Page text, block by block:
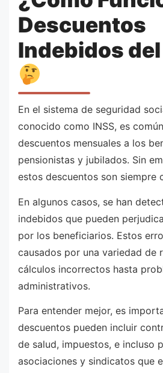
Descuentos
Indebidos del
En el sistema de seguridad
conocido como INSS, es
descuentos mensuales a los
pensionistas y jubilados. Sin
estos descuentos son siempre
En algunos casos, se han
indebidos que pueden
por los beneficiarios. Estos
causados por una variedad de
cálculos incorrectos hasta
administrativos.
Para entender mejor, es
descuentos pueden incluir
de salud, impuestos, e incluso
asociaciones y sindicatos que